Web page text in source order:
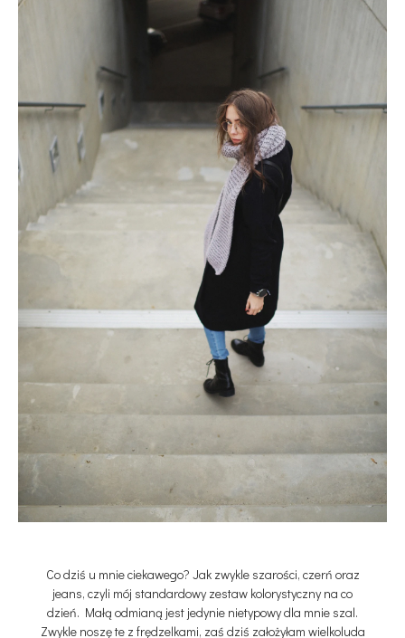
Co dziś u mnie ciekawego? Jak zwykle szarości, czerń oraz
jeans, czyli mój standardowy zestaw kolorystyczny na co
dzień. Małą odmianą jest jedynie nietypowy dla mnie szal.
Zwykle noszę te z frędzelkami, zaś dziś założyłam wielkoluda